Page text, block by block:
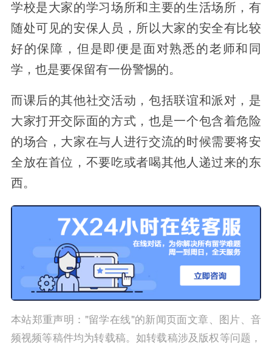
学校是大家的学习场所和主要的生活场所，有
随处可见的安保人员，所以大家的安全有比较
好的保障，但是即便是面对熟悉的老师和同
学，也是要保留有一份警惕的。
而课后的其他社交活动，包括联谊和派对，是
大家打开交际面的方式，也是一个包含着危险
的场合，大家在与人进行交流的时候需要将安
全放在首位，不要吃或者喝其他人递过来的东
西。
本站郑重声明："留学在线"的新闻页面文章、图片、音
频视频等稿件均为转载稿。如转载稿涉及版权等问题，